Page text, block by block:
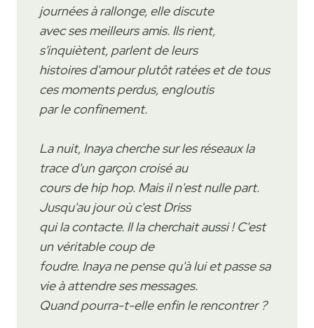
journées à rallonge, elle discute
avec ses meilleurs amis. Ils rient,
s'inquiètent, parlent de leurs
histoires d'amour plutôt ratées et de tous
ces moments perdus, engloutis
par le confinement.
La nuit, Inaya cherche sur les réseaux la
trace d'un garçon croisé au
cours de hip hop. Mais il n'est nulle part.
Jusqu'au jour où c'est Driss
qui la contacte. Il la cherchait aussi ! C'est
un véritable coup de
foudre. Inaya ne pense qu'à lui et passe sa
vie à attendre ses messages.
Quand pourra-t-elle enfin le rencontrer ?